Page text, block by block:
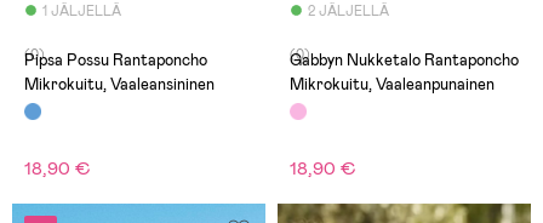
1 JÄLJELLÄ
(0)
Pipsa Possu Rantaponcho
Mikrokuitu, Vaaleansininen
18,90 €
2 JÄLJELLÄ
(0)
Gabbyn Nukketalo Rantaponcho
Mikrokuitu, Vaaleanpunainen
18,90 €